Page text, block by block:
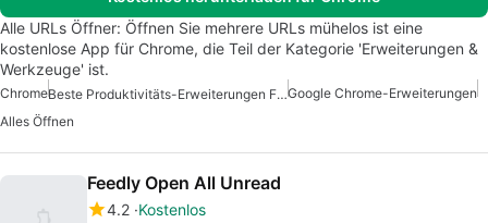
Alle URLs Öffner: Öffnen Sie mehrere URLs mühelos ist eine
kostenlose App für Chrome, die Teil der Kategorie 'Erweiterungen &
Werkzeuge' ist.
Chrome Beste Produktivitäts-Erweiterungen Für ChromeGoogle Chrome-Erweiterungen
Alles Öffnen
Feedly Open All Unread
4.2 Kostenlos